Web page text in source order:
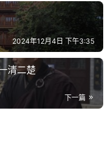
2024年12月4日 下午3:35
清二楚
下一篇